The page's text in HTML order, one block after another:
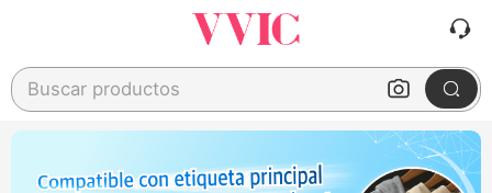
Buscar productos